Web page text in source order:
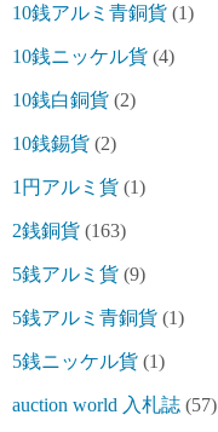
10銭アルミ青銅貨 (1)
10銭ニッケル貨 (4)
10銭白銅貨 (2)
10銭錫貨 (2)
1円アルミ貨 (1)
2銭銅貨 (163)
5銭アルミ貨 (9)
5銭アルミ青銅貨 (1)
5銭ニッケル貨 (1)
auction world 入札誌 (57)